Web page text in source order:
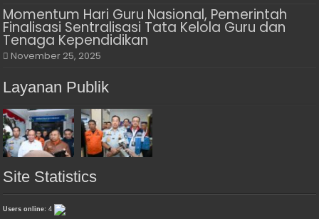
Momentum Hari Guru Nasional, Pemerintah
Finalisasi Sentralisasi Tata Kelola Guru dan
Tenaga Kependidikan
November 25, 2025
Layanan Publik
Site Statistics
Users online:4